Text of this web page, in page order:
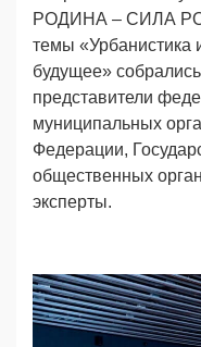
РОДИНА – СИЛА
темы «Урбанистика
будущее»
представители
муниципальных
Федерации,
общественных
эксперты.